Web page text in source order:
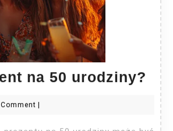
na 50 urodziny?
na
|